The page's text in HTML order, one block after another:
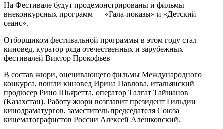
На Фестивале будут продемонстрированы и фильмы
внеконкурсных программ — «Гала-показы» и «Детский
сеанс».
Отборщиком фестивальной программы в этом году стал
киновед, куратор ряда отечественных и зарубежных
фестивалей Виктор Прокофьев.
В состав жюри, оценивающего фильмы Международного
конкурса, вошли киновед Ирина Павлова, итальянский
продюсер Рино Шьяретта, оператор Талгат Тайшанов
(Казахстан). Работу жюри возглавит президент Гильдии
кинодраматургов, заместитель председателя Союза
кинематографистов России Алексей Алешковский.